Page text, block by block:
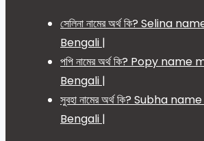
সেলিনা নামের অর্থ কি? Selina
Bengali |
পপি নামের অর্থ কি? Popy
Bengali |
সুবহা নামের অর্থ কি? Subha
Bengali |